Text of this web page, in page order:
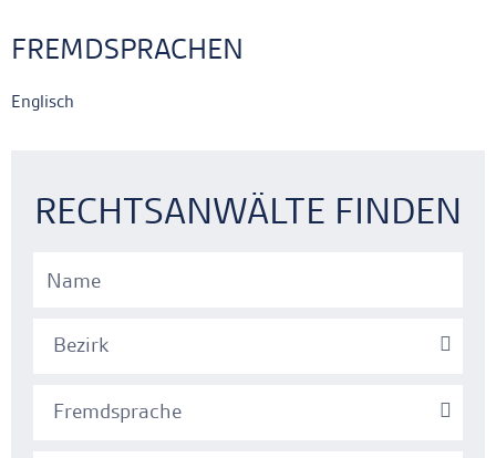
FREMDSPRACHEN
Englisch
RECHTSANWÄLTE FINDEN
Bezirk
Fremdsprache